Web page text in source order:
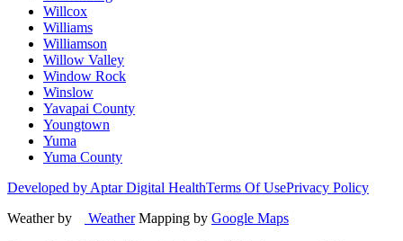
Willcox
Williams
Williamson
Willow Valley
Window Rock
Winslow
Yavapai County
Youngtown
Yuma
Yuma County
Developed by Aptar Digital HealthTerms Of UsePrivacy Policy
Weather by
WeatherMapping by Google Maps